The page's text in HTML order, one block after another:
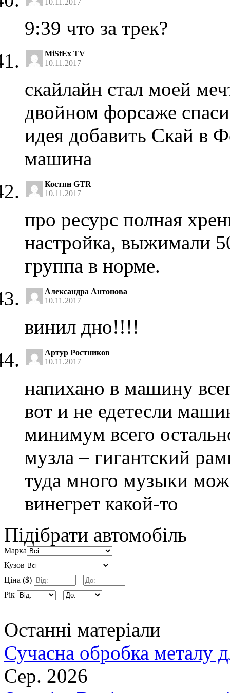
9:39 что за трек?
MiStEx TV
10.11.2017
скайлайн стал моей
двойном форсаже
идея добавить Скай в
машина
Костян GTR
10.11.2017
про ресурс полная
настройка, выжимали
группа в норме.
Александра Антонова
10.11.2017
винил дно!!!!
Артур Ростников
10.11.2017
напихано в машину
вот и не едетесли
минимум всего
музла – гигантский
туда много музыки
винегрет какой-то
Підібрати автомобіль
Марка
Кузов
Ціна ($)
Рік
Останні матеріали
Сучасна обробка металу
Сер. 2026